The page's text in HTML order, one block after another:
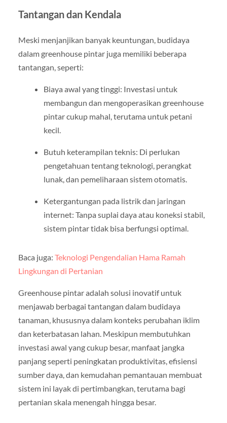
Tantangan dan Kendala
Meski menjanjikan banyak keuntungan, budidaya
dalam greenhouse pintar juga memiliki beberapa
tantangan, seperti:
Biaya awal yang tinggi: Investasi untuk
membangun dan mengoperasikan greenhouse
pintar cukup mahal, terutama untuk petani
kecil.
Butuh keterampilan teknis: Di perlukan
pengetahuan tentang teknologi, perangkat
lunak, dan pemeliharaan sistem otomatis.
Ketergantungan pada listrik dan jaringan
internet: Tanpa suplai daya atau koneksi stabil,
sistem pintar tidak bisa berfungsi optimal.
Baca juga: Teknologi Pengendalian Hama Ramah
Lingkungan di Pertanian
Greenhouse pintar adalah solusi inovatif untuk
menjawab berbagai tantangan dalam budidaya
tanaman, khususnya dalam konteks perubahan iklim
dan keterbatasan lahan. Meskipun membutuhkan
investasi awal yang cukup besar, manfaat jangka
panjang seperti peningkatan produktivitas, efisiensi
sumber daya, dan kemudahan pemantauan membuat
sistem ini layak di pertimbangkan, terutama bagi
pertanian skala menengah hingga besar.